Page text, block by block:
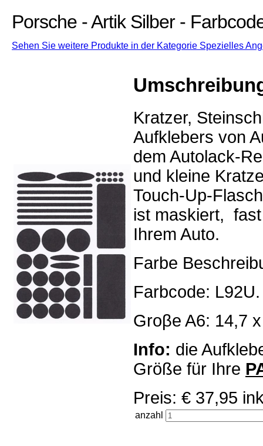
Porsche - Artik Silber -
Sehen Sie weitere Produkte in der Kategorie Spezielles
Kratzer,
Aufklebers von
dem Autolack-
und kleine
Touch-Up-
ist maskiert,
Ihrem Auto.
Farbe
Farbcode: L92U.
Groβe A6: 14,7
Info: die
Größe für Ihre
Preis: € 37,95
anzahl